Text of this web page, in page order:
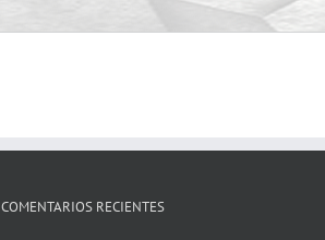
COMENTARIOS RECIENTES